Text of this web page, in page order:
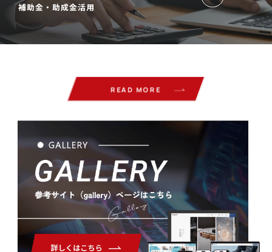
補助金・助成金活用
READ MORE
Gallery